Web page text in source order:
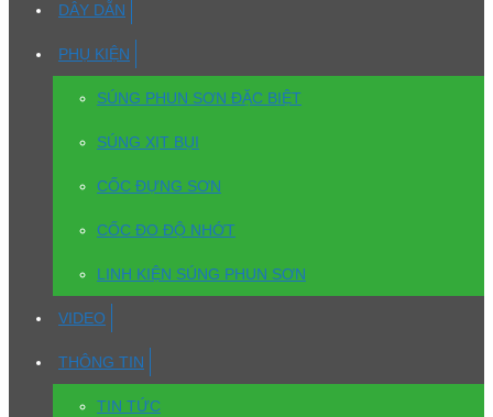
DÂY DẪN
PHỤ KIỆN
SÚNG PHUN SƠN ĐẶC BIỆT
SÚNG XỊT BỤI
CỐC ĐỰNG SƠN
CỐC ĐO ĐỘ NHỚT
LINH KIỆN SÚNG PHUN SƠN
VIDEO
THÔNG TIN
TIN TỨC